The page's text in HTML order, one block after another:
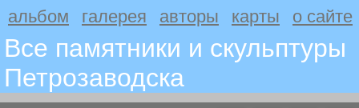
альбом галерея авторы карты о сайте
Все памятники и скульптуры
Петрозаводскa